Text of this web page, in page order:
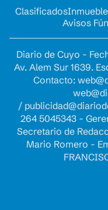
Clasificados
Avisos
Diario de Cuyo -
Av. Alem Sur 1639.
Contacto:
/
264 5045343 -
Secretario de
Mario Romero -